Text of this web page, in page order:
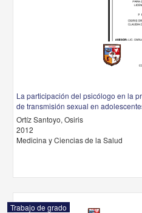
La participación del psicólogo en la
de transmisión sexual en
Ortíz Santoyo, Osiris
2012
Medicina y Ciencias de la Salud
Trabajo de grado